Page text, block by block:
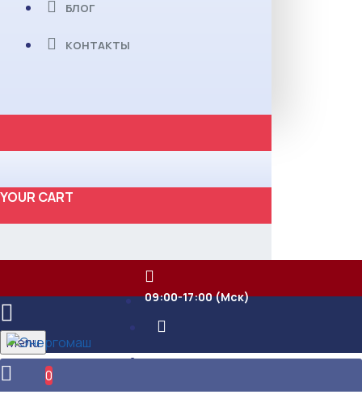
БЛОГ
КОНТАКТЫ
YOUR CART
09:00-17:00 (Мск)
Menu
0